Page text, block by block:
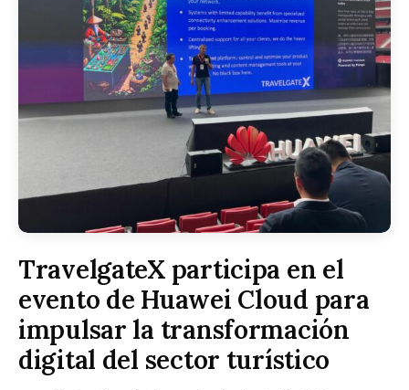
TravelgateX participa en el
evento de Huawei Cloud para
impulsar la transformación
digital del sector turístico